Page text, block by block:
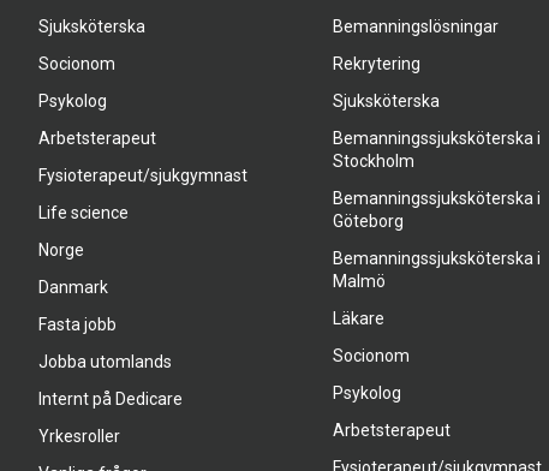
Sjuksköterska
Socionom
Psykolog
Arbetsterapeut
Fysioterapeut/sjukgymnast
Life science
Norge
Danmark
Fasta jobb
Jobba utomlands
Internt på Dedicare
Yrkesroller
Bemanningslösningar
Rekrytering
Sjuksköterska
Bemanningssjuksköterska i
Stockholm
Bemanningssjuksköterska i
Göteborg
Bemanningssjuksköterska i
Malmö
Läkare
Socionom
Psykolog
Arbetsterapeut